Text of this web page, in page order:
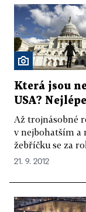
Která jsou
USA?
Až trojnásobné
v nejbohatším a
žebříčku se za
21. 9. 2012